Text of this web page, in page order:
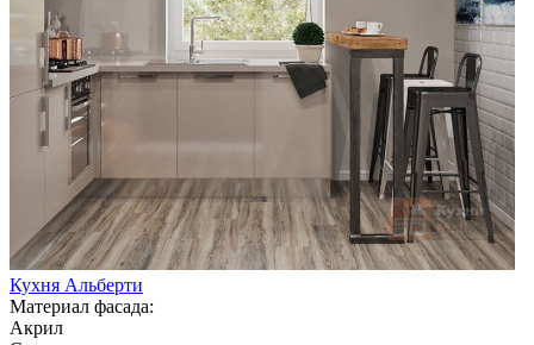
Кухня Альберти
Материал фасада:
Акрил